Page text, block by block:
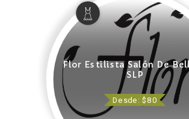
Flor Estilista Salón De
SLP
Desde: $80